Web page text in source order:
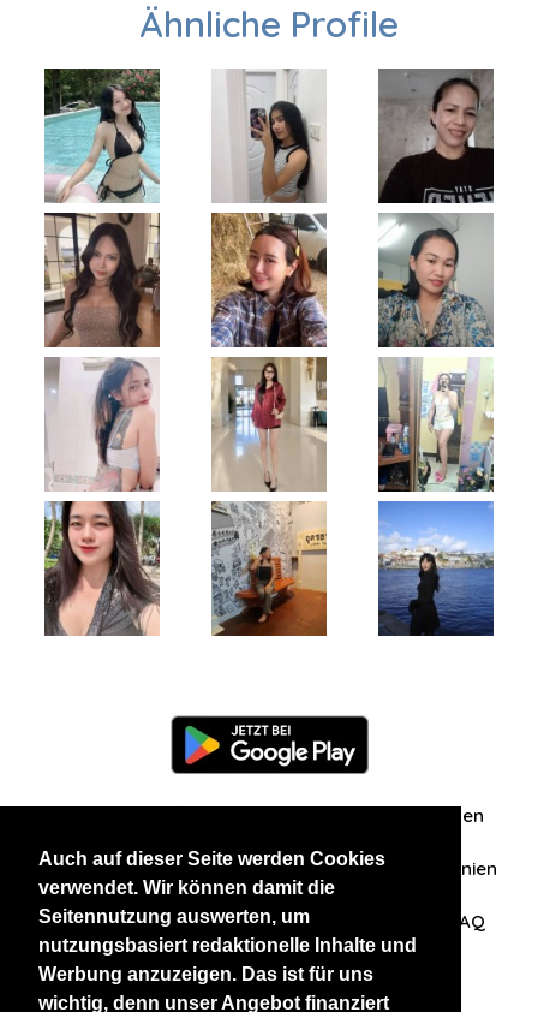
Auch auf dieser Seite werden Cookies
verwendet. Wir können damit die
Seitennutzung auswerten, um
nutzungsbasiert redaktionelle Inhalte und
Werbung anzuzeigen. Das ist für uns
wichtig, denn unser Angebot finanziert
Ähnliche Profile
Zuschriften/Erfahrungen
Datenschutzerklärung AGB Datenschutzrichtlinien
Nehmen Sie Kontakt mit uns auf FAQ
Unsere anderen Websites